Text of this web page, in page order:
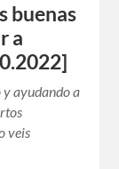
buenas
a
y ayudando a
veis